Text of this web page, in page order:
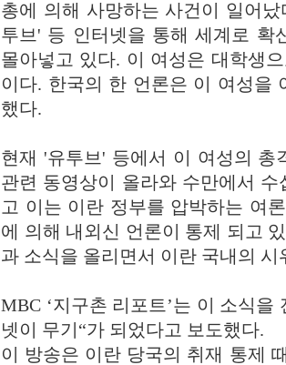
총에 의해 사망하는 사건이 일어
투브' 등 인터넷을 통해 세계로 확
몰아넣고 있다. 이 여성은 대학생
이다. 한국의 한 언론은 이 여성을
했다.
현재 '유투브' 등에서 이 여성의 총
관련 동영상이 올라와 수만에서
고 이는 이란 정부를 압박하는 여
에 의해 내외신 언론이 통제 되고
과 소식을 올리면서 이란 국내의
MBC ‘지구촌 리포트’는 이 소식
넷이 무기“가 되었다고 보도했다.
이 방송은 이란 당국의 취재 통제